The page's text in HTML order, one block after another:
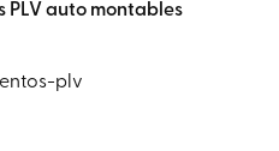
PLV auto montables